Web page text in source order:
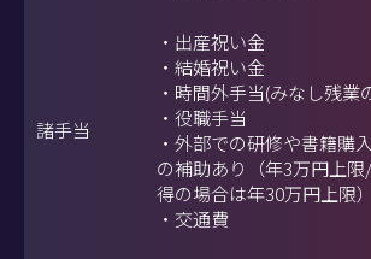
諸手当
・出産祝い金
・結婚祝い金
・時間外手当(みなし残業
・役職手当
・外部での研修や書籍購
の補助あり（年3万円上
得の場合は年30万円上限）
・交通費